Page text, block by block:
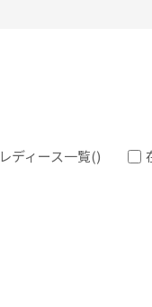
レディース一覧()